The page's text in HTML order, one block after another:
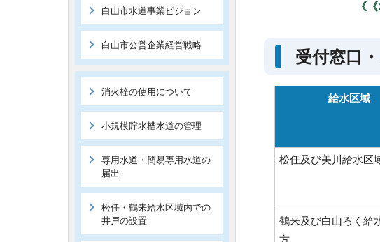
《
受付窓口
給水区域
松任及び美川給水区
鶴来及び白山ろく給
方
白山市水道事業ビジョン
白山市公営企業経営戦略
消火栓の使用について
小規模貯水槽水道の管理
専用水道・簡易専用水道の
届出
松任・鶴来給水区域内での
井戸の設置